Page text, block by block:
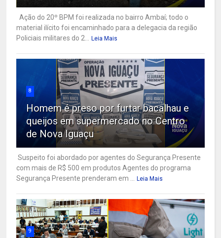
Ação do 20º BPM foi realizada no bairro Ambaí; todo o
material ilícito foi encaminhado para a delegacia da região
Policiais militares do 2...
Leia Mais
8
Homem é preso por furtar bacalhau e
queijos em supermercado no Centro
de Nova Iguaçu
Suspeito foi abordado por agentes do Segurança Presente
com mais de R$ 500 em produtos Agentes do programa
Segurança Presente prenderam em ...
Leia Mais
9